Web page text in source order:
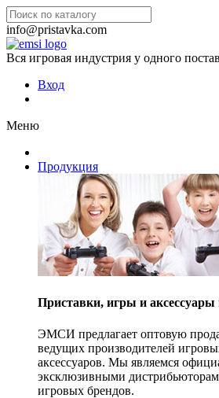
info@pristavka.com
Вся игровая индустрия у одного
Вход
Меню
Продукция
Приставки, игры и
ЭМСИ предлагает оптовую
ведущих производителей
аксессуаров. Мы являемся
эксклюзивными
игровых брендов.